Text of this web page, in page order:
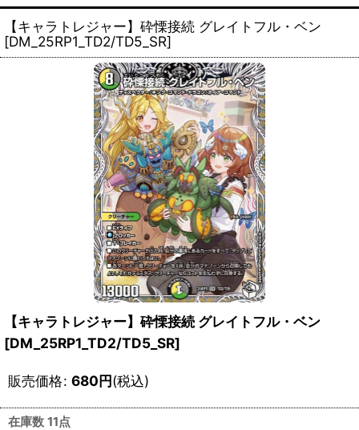
【キャラトレジャー】砕慄接続 グレイトフル・ベン
[DM_25RP1_TD2/TD5_SR]
【キャラトレジャー】砕慄接続 グレイトフル・ベン
[DM_25RP1_TD2/TD5_SR]
販売価格: 680円(税込)
在庫数 11点